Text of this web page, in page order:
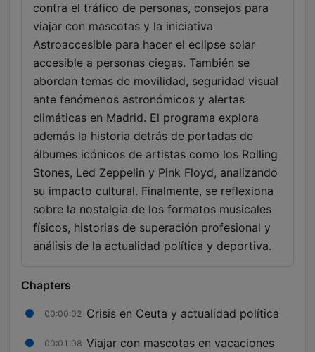
contra el tráfico de personas, consejos para
viajar con mascotas y la iniciativa
Astroaccesible para hacer el eclipse solar
accesible a personas ciegas. También se
abordan temas de movilidad, seguridad visual
ante fenómenos astronómicos y alertas
climáticas en Madrid. El programa explora
además la historia detrás de portadas de
álbumes icónicos de artistas como los Rolling
Stones, Led Zeppelin y Pink Floyd, analizando
su impacto cultural. Finalmente, se reflexiona
sobre la nostalgia de los formatos musicales
físicos, historias de superación profesional y
análisis de la actualidad política y deportiva.
Chapters
00:00:02 Crisis en Ceuta y actualidad política
00:01:08 Viajar con mascotas en vacaciones